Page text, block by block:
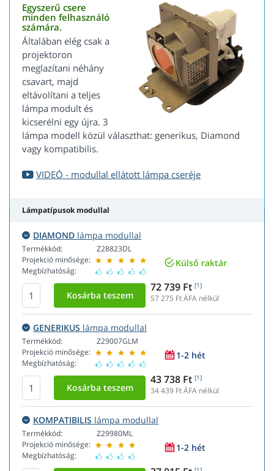
Egyszerű csere
minden felhasználó
számára.
Általában elég csak a
projektoron
meglazítani néhány
csavart, majd
eltávolítani a teljes
lámpa modult és
kicserélni egy újra. 3
lámpa modell közül választhat: generikus, Diamond
vagy kompatibilis.
VIDEÓ - modullal ellátott lámpa cseréje
Lámpatípusok modullal
DIAMOND lámpa modullal
Termékkód:
Projekció minősége:
Megbízhatóság:
Z28823DL
Külső raktár
72 739 Ft [1]
57 275 Ft ÁFA nélkül
GENERIKUS lámpa modullal
Termékkód:
Projekció minősége:
Megbízhatóság:
Z29007GLM
1-2 hét
43 738 Ft [1]
34 439 Ft ÁFA nélkül
KOMPATIBILIS lámpa modullal
Termékkód:
Projekció minősége:
Megbízhatóság:
Z29980ML
1-2 hét